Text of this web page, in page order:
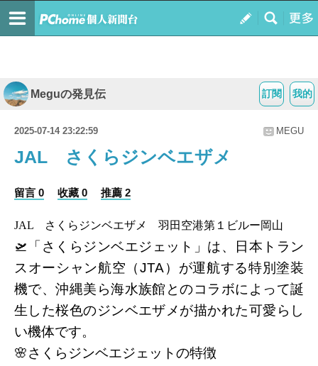
我的
訂閱
Meguの発見伝
2025-07-14 23:22:59 MEGU
JAL さくらジンベエザメ
留言 0 收藏 0 推薦 2
JAL さくらジンベエザメ 羽田空港第１ビルー岡山
🛫
「さくらジンベエジェット」は、日本トラン
スオーシャン航空（JTA ）が運航する特別塗装
機で、沖縄美ら海水族館とのコラボによって誕
生した桜色のジンベエザメが描かれた可愛らし
い機体です。
🌸さくらジンベエジェットの特徴